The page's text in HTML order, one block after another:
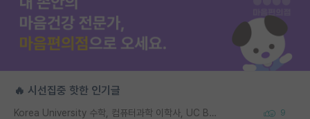
🔥 시선집중 핫한 인기글
Korea University 수학, 컴퓨터과학 이학사, UC Berkeley 산업공학 대학원 공학박사가 되는 것은 쉽지 않겠죠? 9